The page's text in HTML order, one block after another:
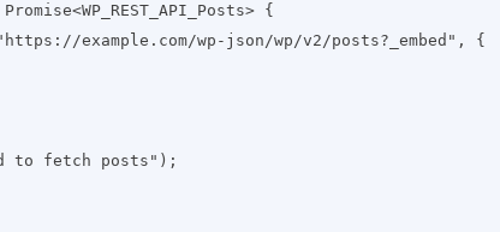
{
example.com/wp-json/wp/v2/posts?_embed", {
to fetch posts");